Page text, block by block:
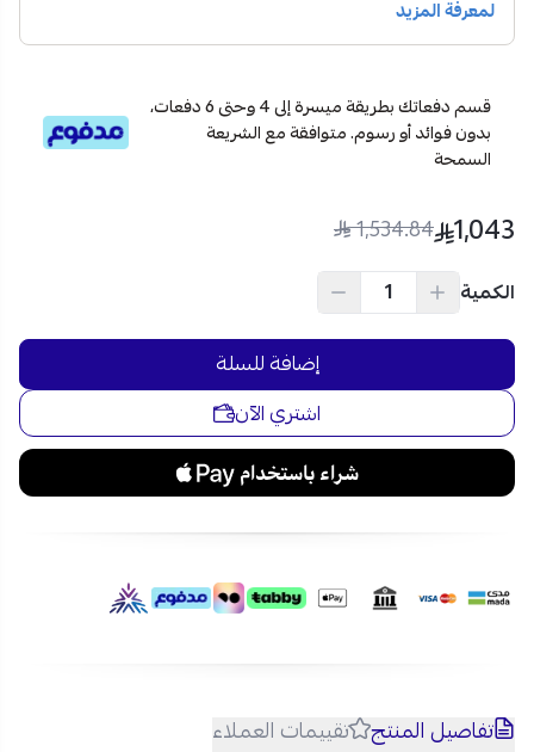
الحرارة وسرعة العصر والبرامج.
تصميم فضي أنيق:يضيف لمسة عصرية متناسقة مع
اطلب الآن غسالة فيشر 10 كغ وتمتع بغسيل أكثر نظافة وراحة!
تسوقها بالتقسيط المريح عبر تابي وتمارا من متجر نجم الأجهزة في
قسم دفعاتك بطريقة ميسرة إلى 4 وحتى 6 دفعات،
بدون فوائد أو رسوم. متوافقة مع الشريعة
السمحة
1,043
1,534.84
الكمية
إضافة للسلة
اشتري الآن
تفاصيل المنتج تقييمات العملاء